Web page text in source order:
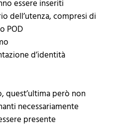
essere inseriti
dell’utenza, compresi di
POD
d’identità
quest’ultima però non
necessariamente
presente